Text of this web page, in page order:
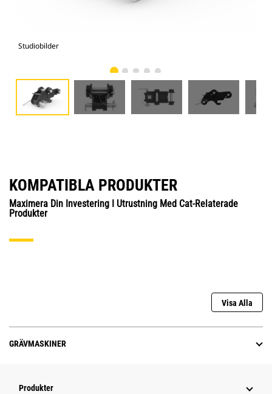
Studiobilder
KOMPATIBLA PRODUKTER
Maximera Din Investering I Utrustning Med Cat-Relaterade
Produkter
Visa Alla
GRÄVMASKINER
Produkter